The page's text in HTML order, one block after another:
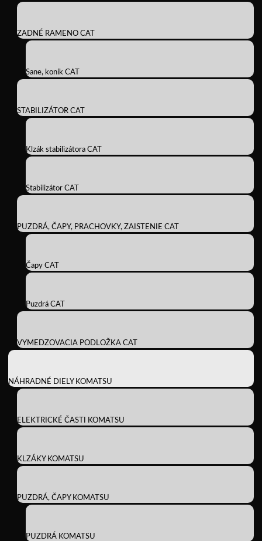
ZADNÉ RAMENO CAT
Sane, koník CAT
STABILIZÁTOR CAT
Klzák stabilizátora CAT
Stabilizátor CAT
PUZDRÁ, ČAPY, PRACHOVKY, ZAISTENIE CAT
Čapy CAT
Puzdrá CAT
VYMEDZOVACIA PODLOŽKA CAT
NÁHRADNÉ DIELY KOMATSU
ELEKTRICKÉ ČASTI KOMATSU
KLZÁKY KOMATSU
PUZDRÁ, ČAPY KOMATSU
PUZDRÁ KOMATSU